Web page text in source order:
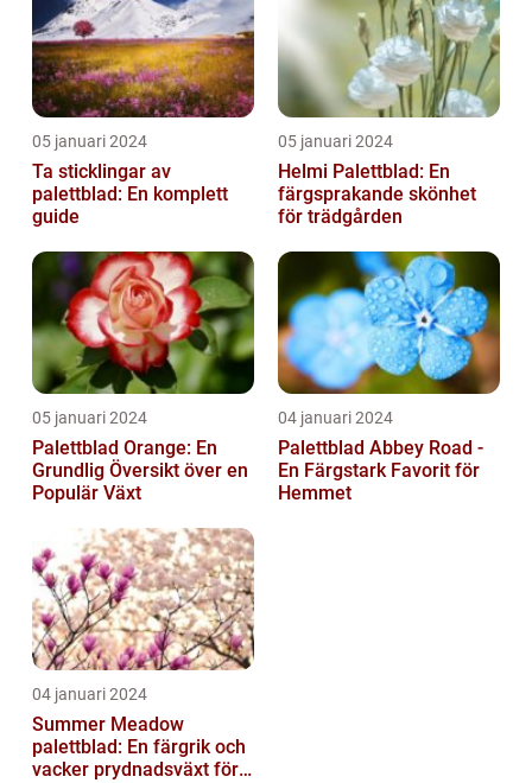
05 januari 2024
Ta sticklingar av
palettblad: En komplett
guide
05 januari 2024
Helmi Palettblad: En
färgsprakande skönhet
för trädgården
05 januari 2024
Palettblad Orange: En
Grundlig Översikt över en
Populär Växt
04 januari 2024
Palettblad Abbey Road -
En Färgstark Favorit för
Hemmet
04 januari 2024
Summer Meadow
palettblad: En färgrik och
vacker prydnadsväxt för